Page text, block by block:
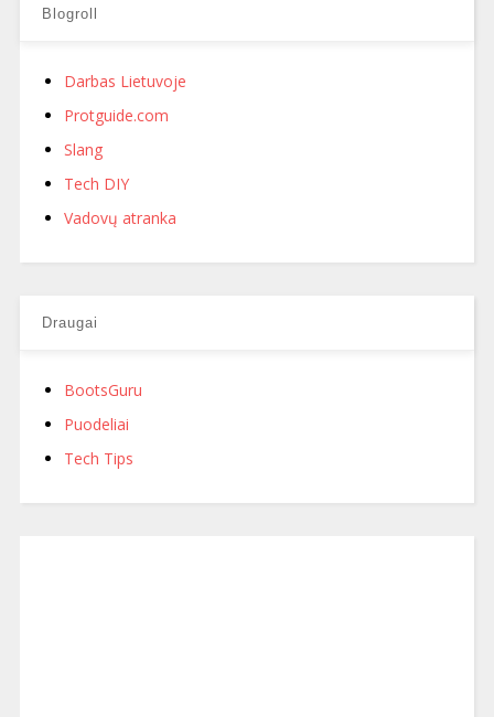
Blogroll
Darbas Lietuvoje
Protguide.com
Slang
Tech DIY
Vadovų atranka
Draugai
BootsGuru
Puodeliai
Tech Tips